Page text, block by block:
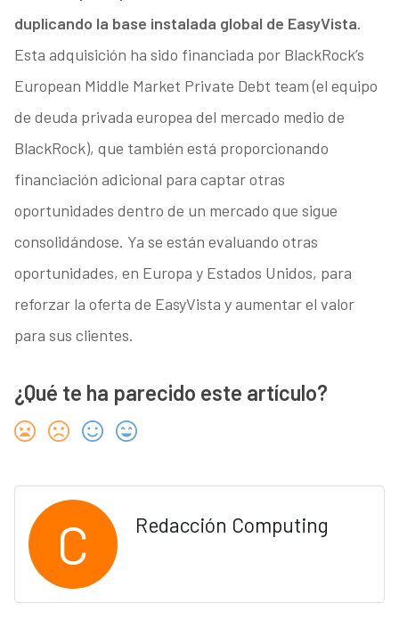
duplicando la base instalada global de EasyVista.
Esta adquisición ha sido financiada por BlackRock’s
European Middle Market Private Debt team (el equipo
de deuda privada europea del mercado medio de
BlackRock), que también está proporcionando
financiación adicional para captar otras
oportunidades dentro de un mercado que sigue
consolidándose. Ya se están evaluando otras
oportunidades, en Europa y Estados Unidos, para
reforzar la oferta de EasyVista y aumentar el valor
para sus clientes.
¿Qué te ha parecido este artículo?
C Redacción Computing